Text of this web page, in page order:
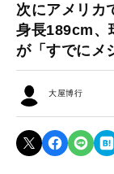
次にアメリカ
身長189cm、
が「すでにメ
大屋博行